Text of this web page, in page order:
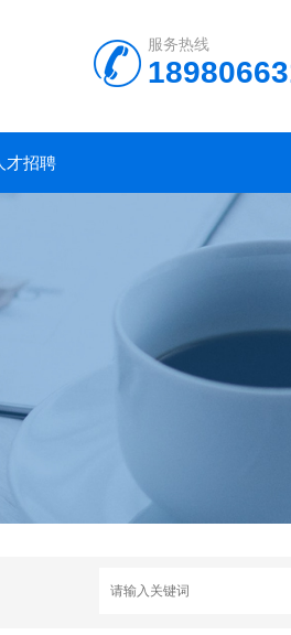
服务热线
才招聘